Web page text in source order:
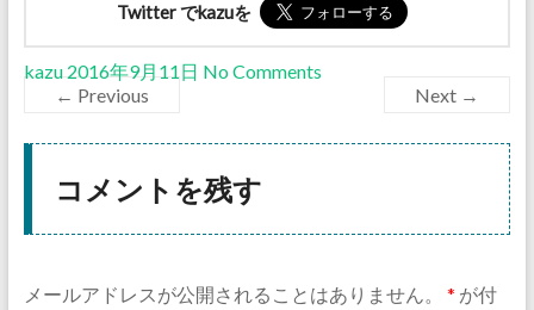
Twitter でkazuを
kazu 2016年9月11日 No Comments
← Previous
Next →
コメントを残す
メールアドレスが公開されることはありません。 * が付